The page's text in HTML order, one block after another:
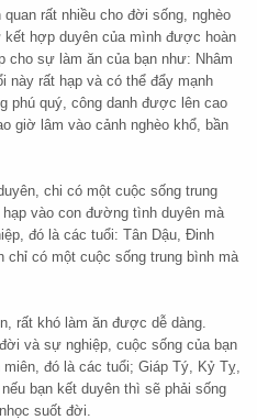
rất nhiều cho đời sống, nghèo
hợp duyên của mình được hoàn
cho sự làm ăn của bạn như: Nhâm
này rất hạp và có thể đẩy mạnh
phú quý, công danh được lên cao
giờ lâm vào cảnh nghèo khổ, bần
chi có một cuộc sống trung
vào con đường tình duyên mà
đó là các tuổi: Tân Dậu, Đinh
chỉ có một cuộc sống trung bình mà
rất khó làm ăn được dễ dàng.
và sự nghiệp, cuộc sống của bạn
đó là các tuổi; Giáp Tý, Kỷ Tỵ,
bạn kết duyên thì sẽ phải sống
suốt đời.